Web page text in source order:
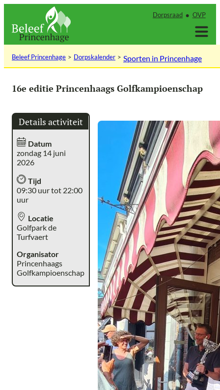
inhoud
Dorpsraad OVP
Beleef Princenhage Dorpskalender Sporten in Princenhage
16e editie Princenhaags Golfkampioenschap
Details activiteit
Datum
zondag 14 juni
2026
Tijd
09:30 uur tot 22:00
uur
Locatie
Golfpark de
Turfvaert
Organisator
Princenhaags
Golfkampioenschap